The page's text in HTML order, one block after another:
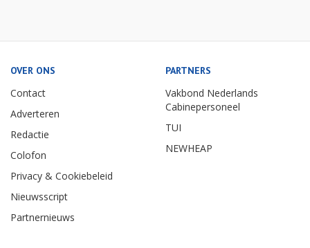
OVER ONS
Contact
Adverteren
Redactie
Colofon
Privacy & Cookiebeleid
Nieuwsscript
Partnernieuws
PARTNERS
Vakbond Nederlands
Cabinepersoneel
TUI
NEWHEAP